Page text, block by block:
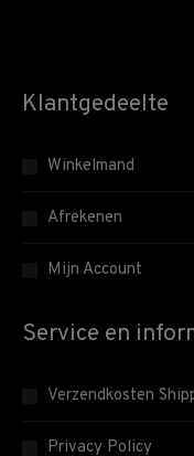
Klantgedeelte
Winkelmand
Afrekenen
Mijn Account
Service en
Verzendkosten
Privacy Policy